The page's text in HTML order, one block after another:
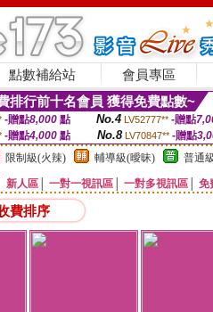
點數補給站 會員專區
排行前十名會員 獲得免費點數~
-贈點8,000點 No.4 LV52777** -贈點
-贈點4,000 點 No.8 LV70847** -贈點
限制級(火辣) 輔導級(曖昧) 普通
新人區 一對一視訊區 一對多視訊區 免
費排序